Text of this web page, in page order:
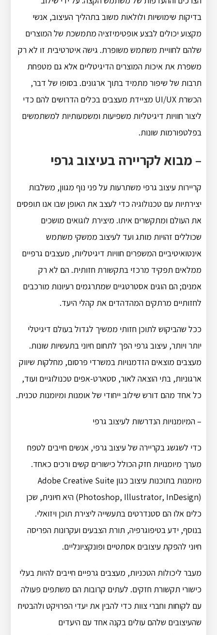
בדיקות שימושיות ולולאות משוב בתהליך העיצוב, אנשי
מקצוע יכולים לבצע אופטימיזציה מתמשכת של המוצרים
שלהם לחוויית משתמש משופרת. גישה איטרטיבית זו לא רק
משפרת את איכות המוצרים הדיגיטליים אלא גם מטפחת
תרבות של שיפור מתמיד בתוך ארגונים.בסופו של דבר,
הכשרת UI/UX מציידת מעצבים בכלים הדרושים להם כדי
ליצור חוויות דיגיטליות משפיעות ומשמעותיות למשתמשים
בפלטפורמות שונות.
– מבוא לקריירה בעיצוב גרפי
קריירות עיצוב גרפי משתרעות על פני נוף מגוון, משלבות
יצירתיות עם טכנולוגיה כדי לעצב את האופן שבו אנו תופסים
את העולם ומתקשרים איתו. מיצירת לוגואים מושכים
שכוללים זהויות מותג ועד לעיצוב ממשקי משתמש
אינטואיטיביים המשפרים חוויות דיגיטליות, מעצבים גרפיים
ממלאים תפקיד מרכזי בתקשורת חזותית. הם לא רק
אמנים; הם הוגים אסטרטגיים שמתרגמים רעיונות מורכבים
לחזותיים מרתקים המהדהדים את קהלי היעד.
ככל שהביקוש לתוכן חזותי ממשיך לגדול בעולם דיגיטלי
יותר ויותר, עיצוב גרפי הפך לתחום חיוני בתעשיות שונות.
מעצבים מוצאים הזדמנויות במשרדי פרסום, מחלקות שיווק
ארגוניות, בתי הוצאה לאור, סטארט-אפים טכנולוגיים ועוד,
כל אחד מהם דורש שילוב ייחודי של אומנות ומיומנות טכנית.
– המיומנויות הנדרשות לעיצוב גרפי
כדי לשגשג בקריירה של עיצוב גרפי, אנשים חייבים לטפח
מערך מיומנויות חזק הכולל כישורים קשים ורכים כאחד.
מיומנות בתוכנות עיצוב כגון Adobe Creative Suite
(Photoshop, Illustrator, InDesign) היא חיונית, שכן
כלים אלו הם סטנדרטים בתעשייה ליצירת תוכן ויזואלי.
בנוסף, ידע בטיפוגרפיה, תורת הצבעים ועקרונות הפריסה
חיוני להפקת עיצובים אסתטיים ופונקציונליים.
מעבר ליכולות הטכניות, מעצבים גרפיים חייבים להיות בעלי
כישורי תקשורת חזקים. לעתים קרובות הם משתפים פעולה
עם לקוחות וחברי צוות כדי להבין את יעדי הפרויקט ולהבטיח
שהעיצובים שלהם עולים בקנה אחד עם היעדים